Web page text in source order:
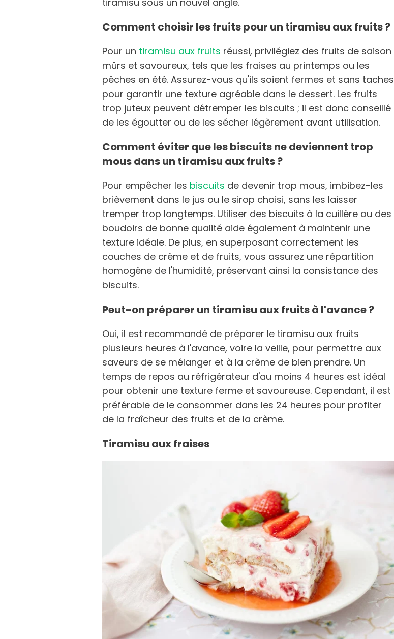
Comment choisir les fruits pour un tiramisu aux fruits ?
Pour un tiramisu aux fruits réussi, privilégiez des fruits de saison
mûrs et savoureux, tels que les fraises au printemps ou les
pêches en été. Assurez-vous qu'ils soient fermes et sans taches
pour garantir une texture agréable dans le dessert. Les fruits
trop juteux peuvent détremper les biscuits ; il est donc conseillé
de les égoutter ou de les sécher légèrement avant utilisation.
Comment éviter que les biscuits ne deviennent trop
mous dans un tiramisu aux fruits ?
Pour empêcher les biscuits de devenir trop mous, imbibez-les
brièvement dans le jus ou le sirop choisi, sans les laisser
tremper trop longtemps. Utiliser des biscuits à la cuillère ou des
boudoirs de bonne qualité aide également à maintenir une
texture idéale. De plus, en superposant correctement les
couches de crème et de fruits, vous assurez une répartition
homogène de l'humidité, préservant ainsi la consistance des
biscuits.
Peut-on préparer un tiramisu aux fruits à l'avance ?
Oui, il est recommandé de préparer le tiramisu aux fruits
plusieurs heures à l'avance, voire la veille, pour permettre aux
saveurs de se mélanger et à la crème de bien prendre. Un
temps de repos au réfrigérateur d'au moins 4 heures est idéal
pour obtenir une texture ferme et savoureuse. Cependant, il est
préférable de le consommer dans les 24 heures pour profiter
de la fraîcheur des fruits et de la crème.
Tiramisu aux fraises